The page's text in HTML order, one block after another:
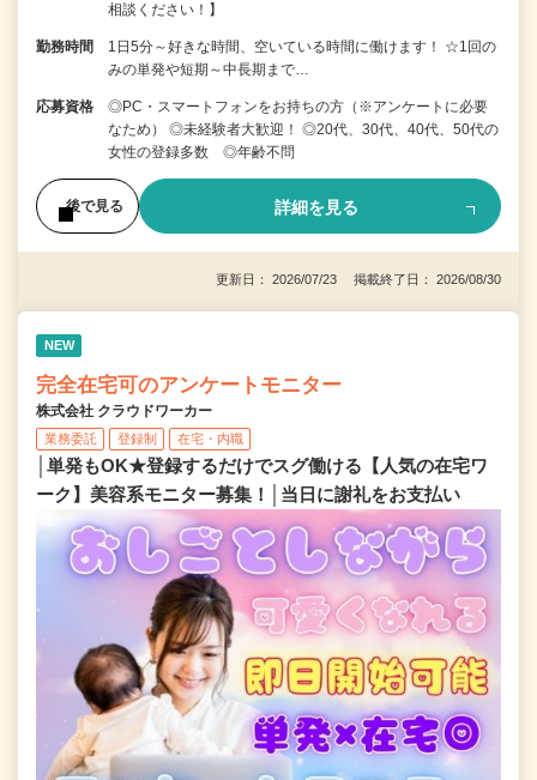
相談ください！】
勤務時間
1日5分～好きな時間、空いている時間に働けます！ ☆1回の
みの単発や短期～中長期まで…
応募資格
◎PC・スマートフォンをお持ちの方（※アンケートに必要
なため） ◎未経験者大歓迎！ ◎20代、30代、40代、50代の
女性の登録多数 ◎年齢不問
後で見る 詳細を見る
更新日： 2026/07/23 掲載終了日： 2026/08/30
NEW
完全在宅可のアンケートモニター
株式会社 クラウドワーカー
業務委託 登録制 在宅・内職
│単発もOK★登録するだけでスグ働ける【人気の在宅ワ
ーク】美容系モニター募集！│当日に謝礼をお支払い